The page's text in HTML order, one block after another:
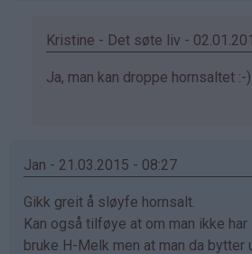
Kristine - Det søte liv -
Som
Marte
bekreftet)
Ja, man kan droppe hornsaltet :-)
Jan - 21.03.2015 - 08:27
Gikk greit å sløyfe hornsalt.
Kan også tilføye at om man ikke
bruke H-Melk men at man da bytter